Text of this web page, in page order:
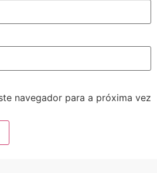
navegador para a próxima vez